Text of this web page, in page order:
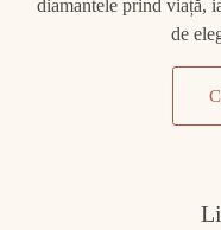
diamantele prind viață,
de